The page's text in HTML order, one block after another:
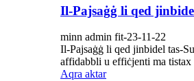
Il-Pajsaġġ li qed
minn admin fit-23-11-22
Il-Pajsaġġ li qed jinbidel tas-
affidabbli u effiċjenti ma
Aqra aktar